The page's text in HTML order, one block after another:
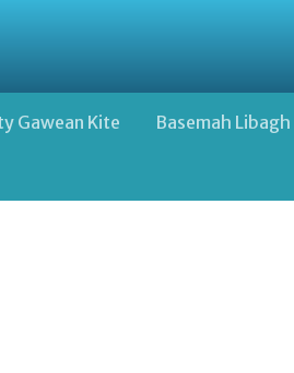
Gawean Kite Basemah Libagh